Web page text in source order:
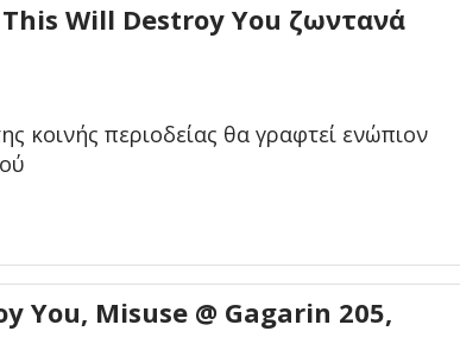
Will Destroy You ζωντανά
κοινής περιοδείας θα γραφτεί ενώπιον
You, Misuse @ Gagarin 205,